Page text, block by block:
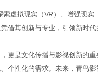
虚拟现实（VR）、增强现实
借其创新与专业，引领新时
更是文化传播与影视创新的重
个性化的需求。未来，青鸟影